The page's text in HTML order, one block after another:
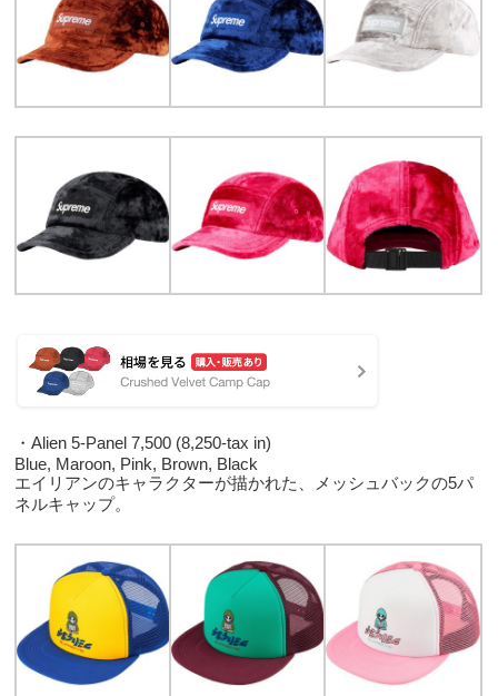
・Alien 5-Panel 7,500 (8,250-tax in)
Blue, Maroon, Pink, Brown, Black
エイリアンのキャラクターが描かれた、メッシュバックの5パ
ネルキャップ。